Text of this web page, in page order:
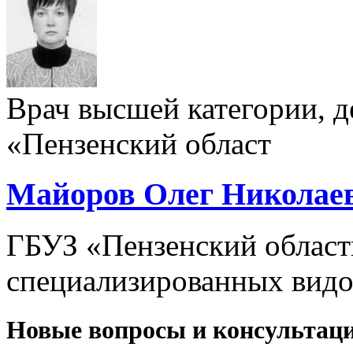
Врач высшей категории,
«Пензенский област
Майоров Олег
ГБУЗ «Пензенский
специализированных
Новые вопросы и